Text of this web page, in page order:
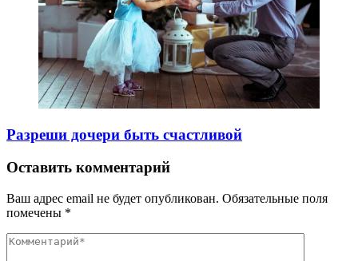
Разреши дочери быть счастливой
Оставить комментарий
Ваш адрес email не будет опубликован. Обязательные поля
помечены *
Комментарий